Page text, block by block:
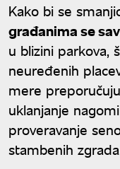
Kako bi se
građanima se
u blizini parkova,
neuređenih
mere
uklanjanje
proveravanje
stambenih